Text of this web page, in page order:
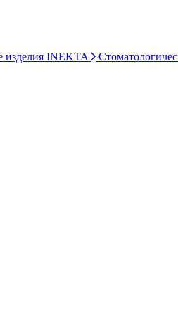
изделия INEKTA